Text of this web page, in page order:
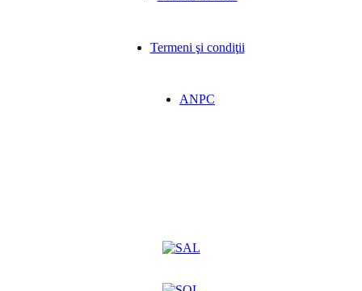
Termeni şi condiţii
ANPC